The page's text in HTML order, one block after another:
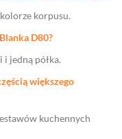
korpusu.
D80?
jedną półka.
większego
kuchennych